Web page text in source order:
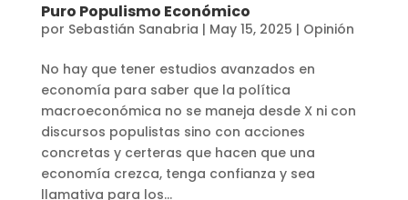
Puro Populismo Económico
por Sebastián Sanabria | May 15, 2025 | Opinión
No hay que tener estudios avanzados en
economía para saber que la política
macroeconómica no se maneja desde X ni con
discursos populistas sino con acciones
concretas y certeras que hacen que una
economía crezca, tenga confianza y sea
llamativa para los...